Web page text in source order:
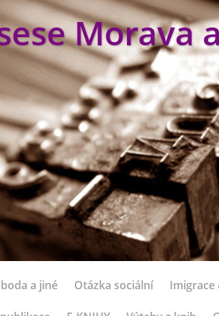
Morava
a jiné Otázka sociální Imigrace